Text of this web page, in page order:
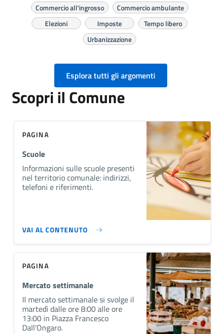
Commercio all'ingrosso
Commercio ambulante
Elezioni
Imposte
Tempo libero
Urbanizzazione
Esplora tutti gli argomenti
Scopri il Comune
PAGINA
Scuole
Informazioni sulle scuole presenti
nel territorio comunale: indirizzi,
telefoni e riferimenti.
VAI AL CONTENUTO
PAGINA
Mercato settimanale
Il mercato settimanale si svolge il
martedì dalle ore 8:00 alle ore
13:00 in Piazza Francesco
Dall'Ongaro.